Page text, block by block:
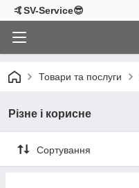
🤙SV-Service😎
Товари та послуги
Різне і корисне
Сортування